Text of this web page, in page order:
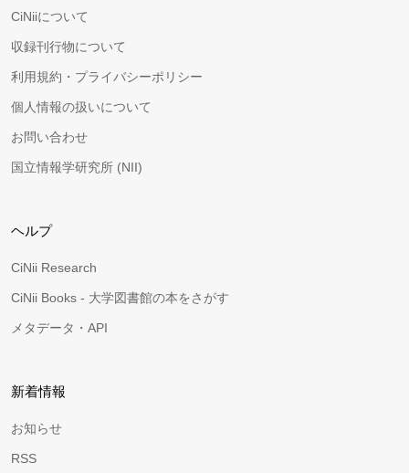
CiNiiについて
収録刊行物について
利用規約・プライバシーポリシー
個人情報の扱いについて
お問い合わせ
国立情報学研究所 (NII)
ヘルプ
CiNii Research
CiNii Books - 大学図書館の本をさがす
メタデータ・API
新着情報
お知らせ
RSS